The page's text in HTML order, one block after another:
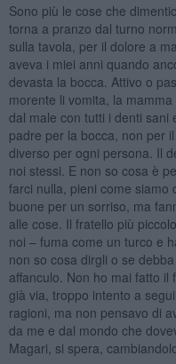
Sono più le cose che
torna a pranzo dal turno
sulla tavola, per il dolore a
aveva i miei anni quando
devasta la bocca. Attivo o
morente li vomita, la
dal male con tutti i denti sani
padre per la bocca, non per
diverso per ogni persona. Il
noi stessi. E non so cosa è
farci nulla, pieni come siamo
buone per un sorriso, ma
alle cose. Il fratello più
noi – fuma come un turco e
non so cosa dirgli o se
affanculo. Non ho mai fatto
già via, troppo intento a
ragioni, ma non pensavo di
da me e dal mondo che
Magari, si spera,